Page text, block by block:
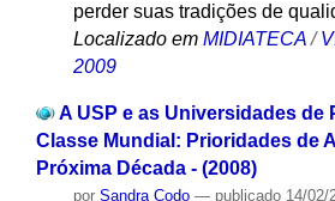
perder suas tradições de
Localizado em MIDIATECA /
2009
A USP e as Universidades de
Classe Mundial: Prioridades de
Próxima Década - (2008)
por Sandra Codo — publicado14/02/